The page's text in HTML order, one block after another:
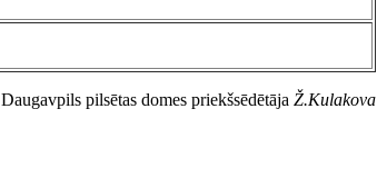
Daugavpils pilsētas domes priekšsēdētāja Ž.Kulakova